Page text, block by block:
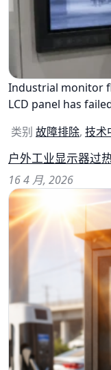
Industrial monitor
LCD panel has
类别 故障排除, 技术
户外工业显示器过
16 4 月, 2026